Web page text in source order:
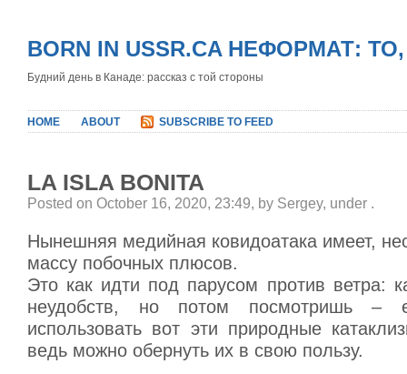
BORN IN USSR.CA НЕФОРМАТ:
Будний день в Канаде: рассказ с той стороны
HOME ABOUT SUBSCRIBE TO FEED
LA ISLA BONITA
Posted on October 16, 2020, 23:49, by Sergey, under .
Нынешняя медийная ковидоатака имеет,
массу побочных плюсов.
Это как идти под парусом против ветра:
неудобств, но потом посмотришь –
использовать вот эти природные
ведь можно обернуть их в свою пользу.